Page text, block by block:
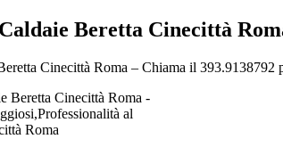
Beretta Cinecittà
Cinecittà Roma – Chiama il 393.9138792